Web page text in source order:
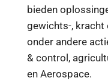
bieden
gewichts-, kracht
onder andere
& control,
en Aerospace.